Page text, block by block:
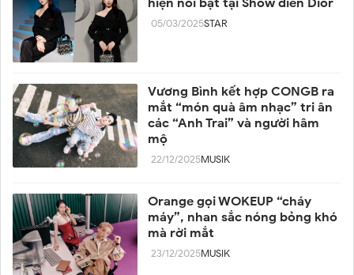
05/03/2025STAR
Vương Bình kết hợp CONGB ra
mắt “món quà âm nhạc” tri ân
các “Anh Trai” và người hâm
mộ
22/12/2025MUSIK
Orange gọi WOKEUP “cháy
máy”, nhan sắc nóng bỏng khó
mà rời mắt
23/12/2025MUSIK